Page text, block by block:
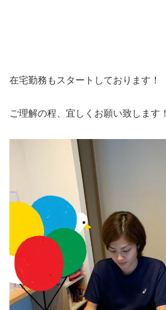
在宅勤務もスタートしております！
ご理解の程、宜しくお願い致します！